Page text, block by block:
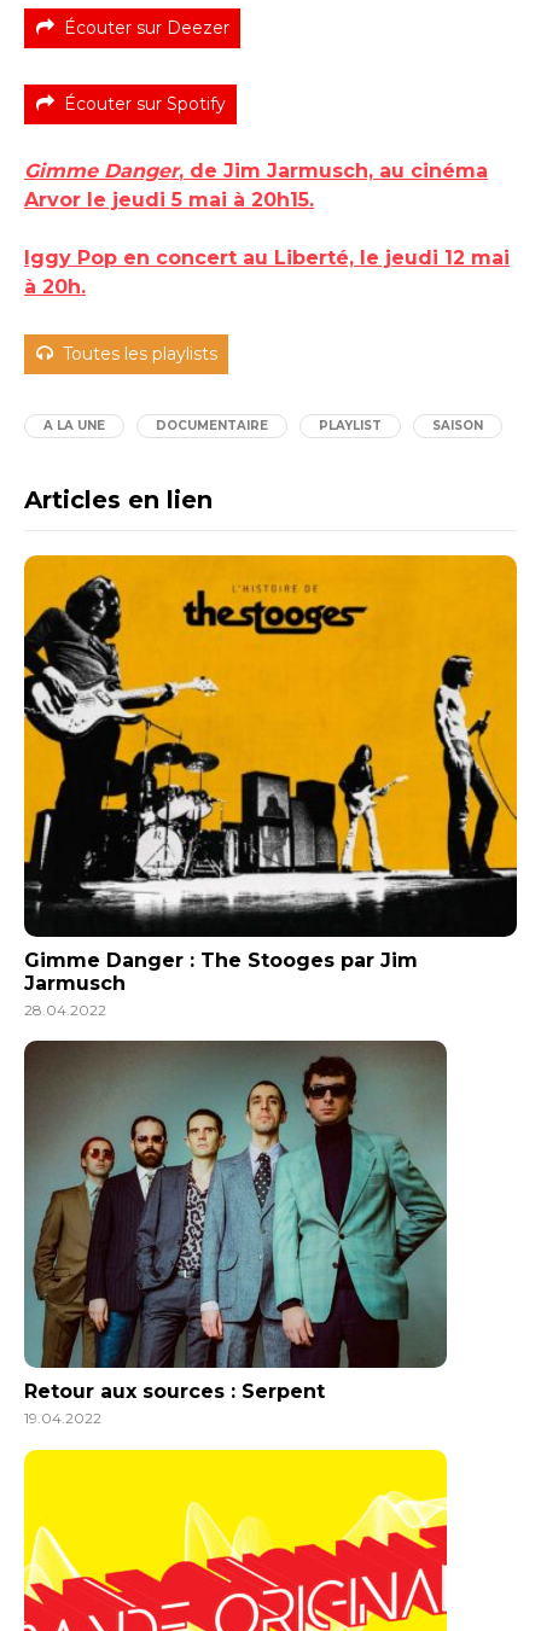
Écouter sur Deezer
Écouter sur Spotify
Gimme Danger, de Jim Jarmusch, au cinéma
Arvor le jeudi 5 mai à 20h15.
Iggy Pop en concert au Liberté, le jeudi 12 mai
à 20h.
Toutes les playlists
A LA UNE DOCUMENTAIRE PLAYLIST SAISON
Articles en lien
Gimme Danger : The Stooges par Jim
Jarmusch
28.04.2022
Retour aux sources : Serpent
19.04.2022